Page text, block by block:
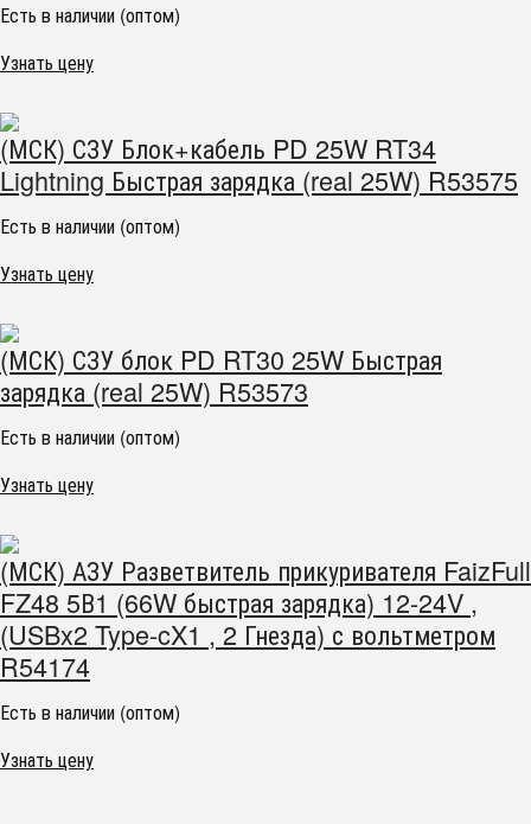
Есть в наличии (оптом)
Узнать цену
(МСК) СЗУ Блок+кабель PD 25W RT34
Lightning Быстрая зарядка (real 25W) R53575
Есть в наличии (оптом)
Узнать цену
(МСК) СЗУ блок PD RT30 25W Быстрая
зарядка (real 25W) R53573
Есть в наличии (оптом)
Узнать цену
(МСК) АЗУ Разветвитель прикуривателя FaizFull
FZ48 5В1 (66W быстрая зарядка) 12-24V ,
(USBx2 Type-cX1 , 2 Гнезда) с вольтметром
R54174
Есть в наличии (оптом)
Узнать цену